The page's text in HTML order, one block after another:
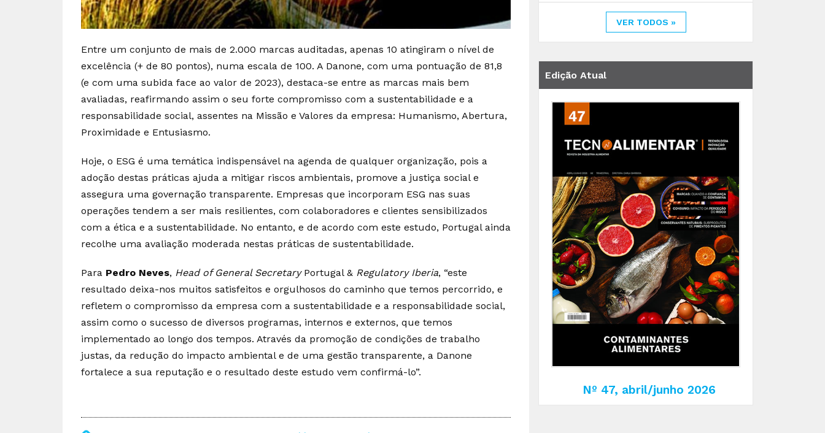
Entre um conjunto de mais de 2.000 marcas auditadas, apenas 10 atingiram o nível de
excelência (+ de 80 pontos), numa escala de 100. A Danone, com uma pontuação de 81,8
(e com uma subida face ao valor de 2023), destaca-se entre as marcas mais bem
avaliadas, reafirmando assim o seu forte compromisso com a sustentabilidade e a
responsabilidade social, assentes na Missão e Valores da empresa: Humanismo, Abertura,
Proximidade e Entusiasmo.
Hoje, o ESG é uma temática indispensável na agenda de qualquer organização, pois a
adoção destas práticas ajuda a mitigar riscos ambientais, promove a justiça social e
assegura uma governação transparente. Empresas que incorporam ESG nas suas
operações tendem a ser mais resilientes, com colaboradores e clientes sensibilizados
com a ética e a sustentabilidade. No entanto, e de acordo com este estudo, Portugal ainda
recolhe uma avaliação moderada nestas práticas de sustentabilidade.
Para Pedro Neves, Head of General SecretaryPortugal & Regulatory Iberia, “este
resultado deixa-nos muitos satisfeitos e orgulhosos do caminho que temos percorrido, e
refletem o compromisso da empresa com a sustentabilidade e a responsabilidade social,
assim como o sucesso de diversos programas, internos e externos, que temos
implementado ao longo dos tempos. Através da promoção de condições de trabalho
justas, da redução do impacto ambiental e de uma gestão transparente, a Danone
fortalece a sua reputação e o resultado deste estudo vem confirmá-lo”.
VER TODOS »
Edição Atual
Nº 47, abril/junho 2026